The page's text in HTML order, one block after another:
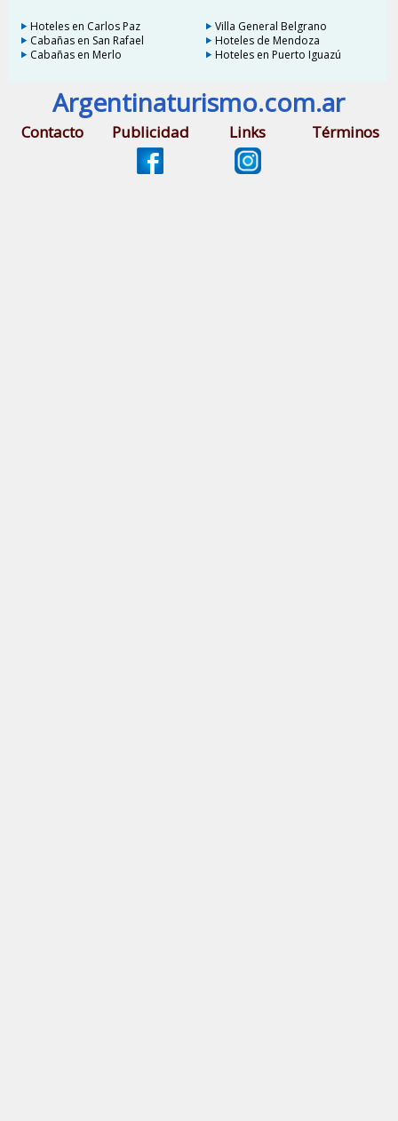
Hoteles en Carlos Paz
Villa General Belgrano
Cabañas en San Rafael
Hoteles de Mendoza
Cabañas en Merlo
Hoteles en Puerto Iguazú
Argentinaturismo.com.ar
Contacto Publicidad Links Términos